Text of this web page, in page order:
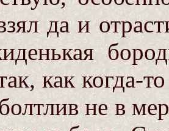
да и
как когда-
не в